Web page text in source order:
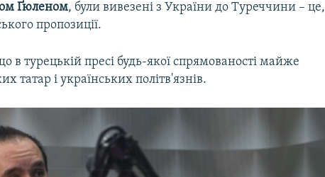
Ґюленом, були вивезені з України до Туреччини – це,
пропозиції.
в турецькій пресі будь-якої спрямованості майже
татар і українських політв'язнів.